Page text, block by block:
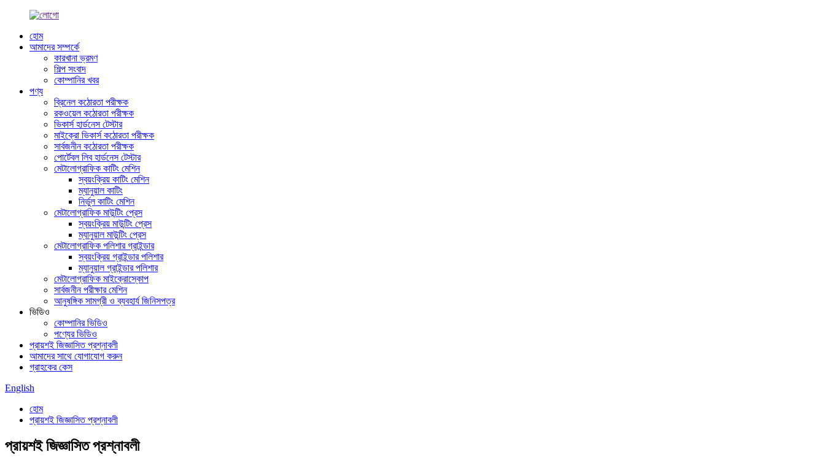
হোম
আমাদের সম্পর্কে
কারখানা ভ্রমণ
শিল্প সংবাদ
কোম্পানির খবর
পণ্য
ব্রিনেল কঠোরতা পরীক্ষক
রকওয়েল কঠোরতা পরীক্ষক
ভিকার্স হার্ডনেস টেস্টার
মাইক্রো ভিকার্স কঠোরতা পরীক্ষক
সার্বজনীন কঠোরতা পরীক্ষক
পোর্টেবল লিব হার্ডনেস টেস্টার
মেটালোগ্রাফিক কাটিং মেশিন
স্বয়ংক্রিয় কাটিং মেশিন
ম্যানুয়াল কাটিং
নির্ভুল কাটিং মেশিন
মেটালোগ্রাফিক মাউন্টিং প্রেস
স্বয়ংক্রিয় মাউন্টিং প্রেস
ম্যানুয়াল মাউন্টিং প্রেস
মেটালোগ্রাফিক পলিশার গ্রাইন্ডার
স্বয়ংক্রিয় গ্রাইন্ডার পলিশার
ম্যানুয়াল গ্রাইন্ডার পলিশার
মেটালোগ্রাফিক মাইক্রোস্কোপ
সার্বজনীন পরীক্ষার মেশিন
আনুষঙ্গিক সামগ্রী ও ব্যবহার্য জিনিসপত্র
ভিডিও
কোম্পানির ভিডিও
পণ্যের ভিডিও
প্রায়শই জিজ্ঞাসিত প্রশ্নাবলী
আমাদের সাথে যোগাযোগ করুন
গ্রাহকের কেস
English
হোম
প্রায়শই জিজ্ঞাসিত প্রশ্নাবলী
প্রায়শই জিজ্ঞাসিত প্রশ্নাবলী